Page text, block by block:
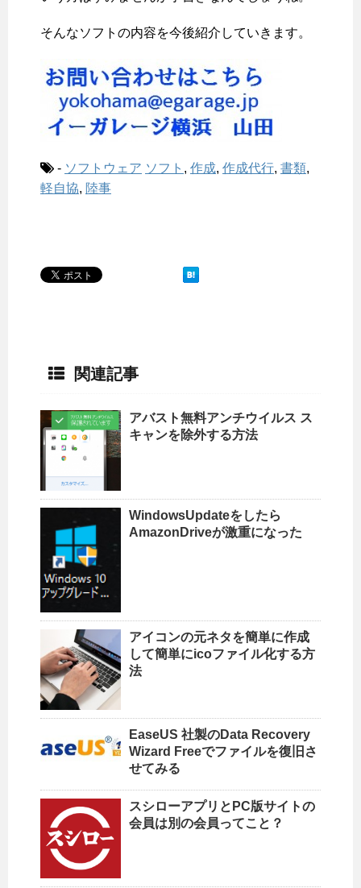
そんなソフトの内容を今後紹介していきます。
- ソフトウェア ソフト , 作成, 作成代行, 書類,
軽自協, 陸事
関連記事
アバスト無料アンチウイルス ス
キャンを除外する方法
WindowsUpdateをしたら
AmazonDriveが激重になった
アイコンの元ネタを簡単に作成
して簡単にicoファイル化する方
法
EaseUS 社製のData Recovery
Wizard Freeでファイルを復旧さ
せてみる
スシローアプリとPC版サイトの
会員は別の会員ってこと？